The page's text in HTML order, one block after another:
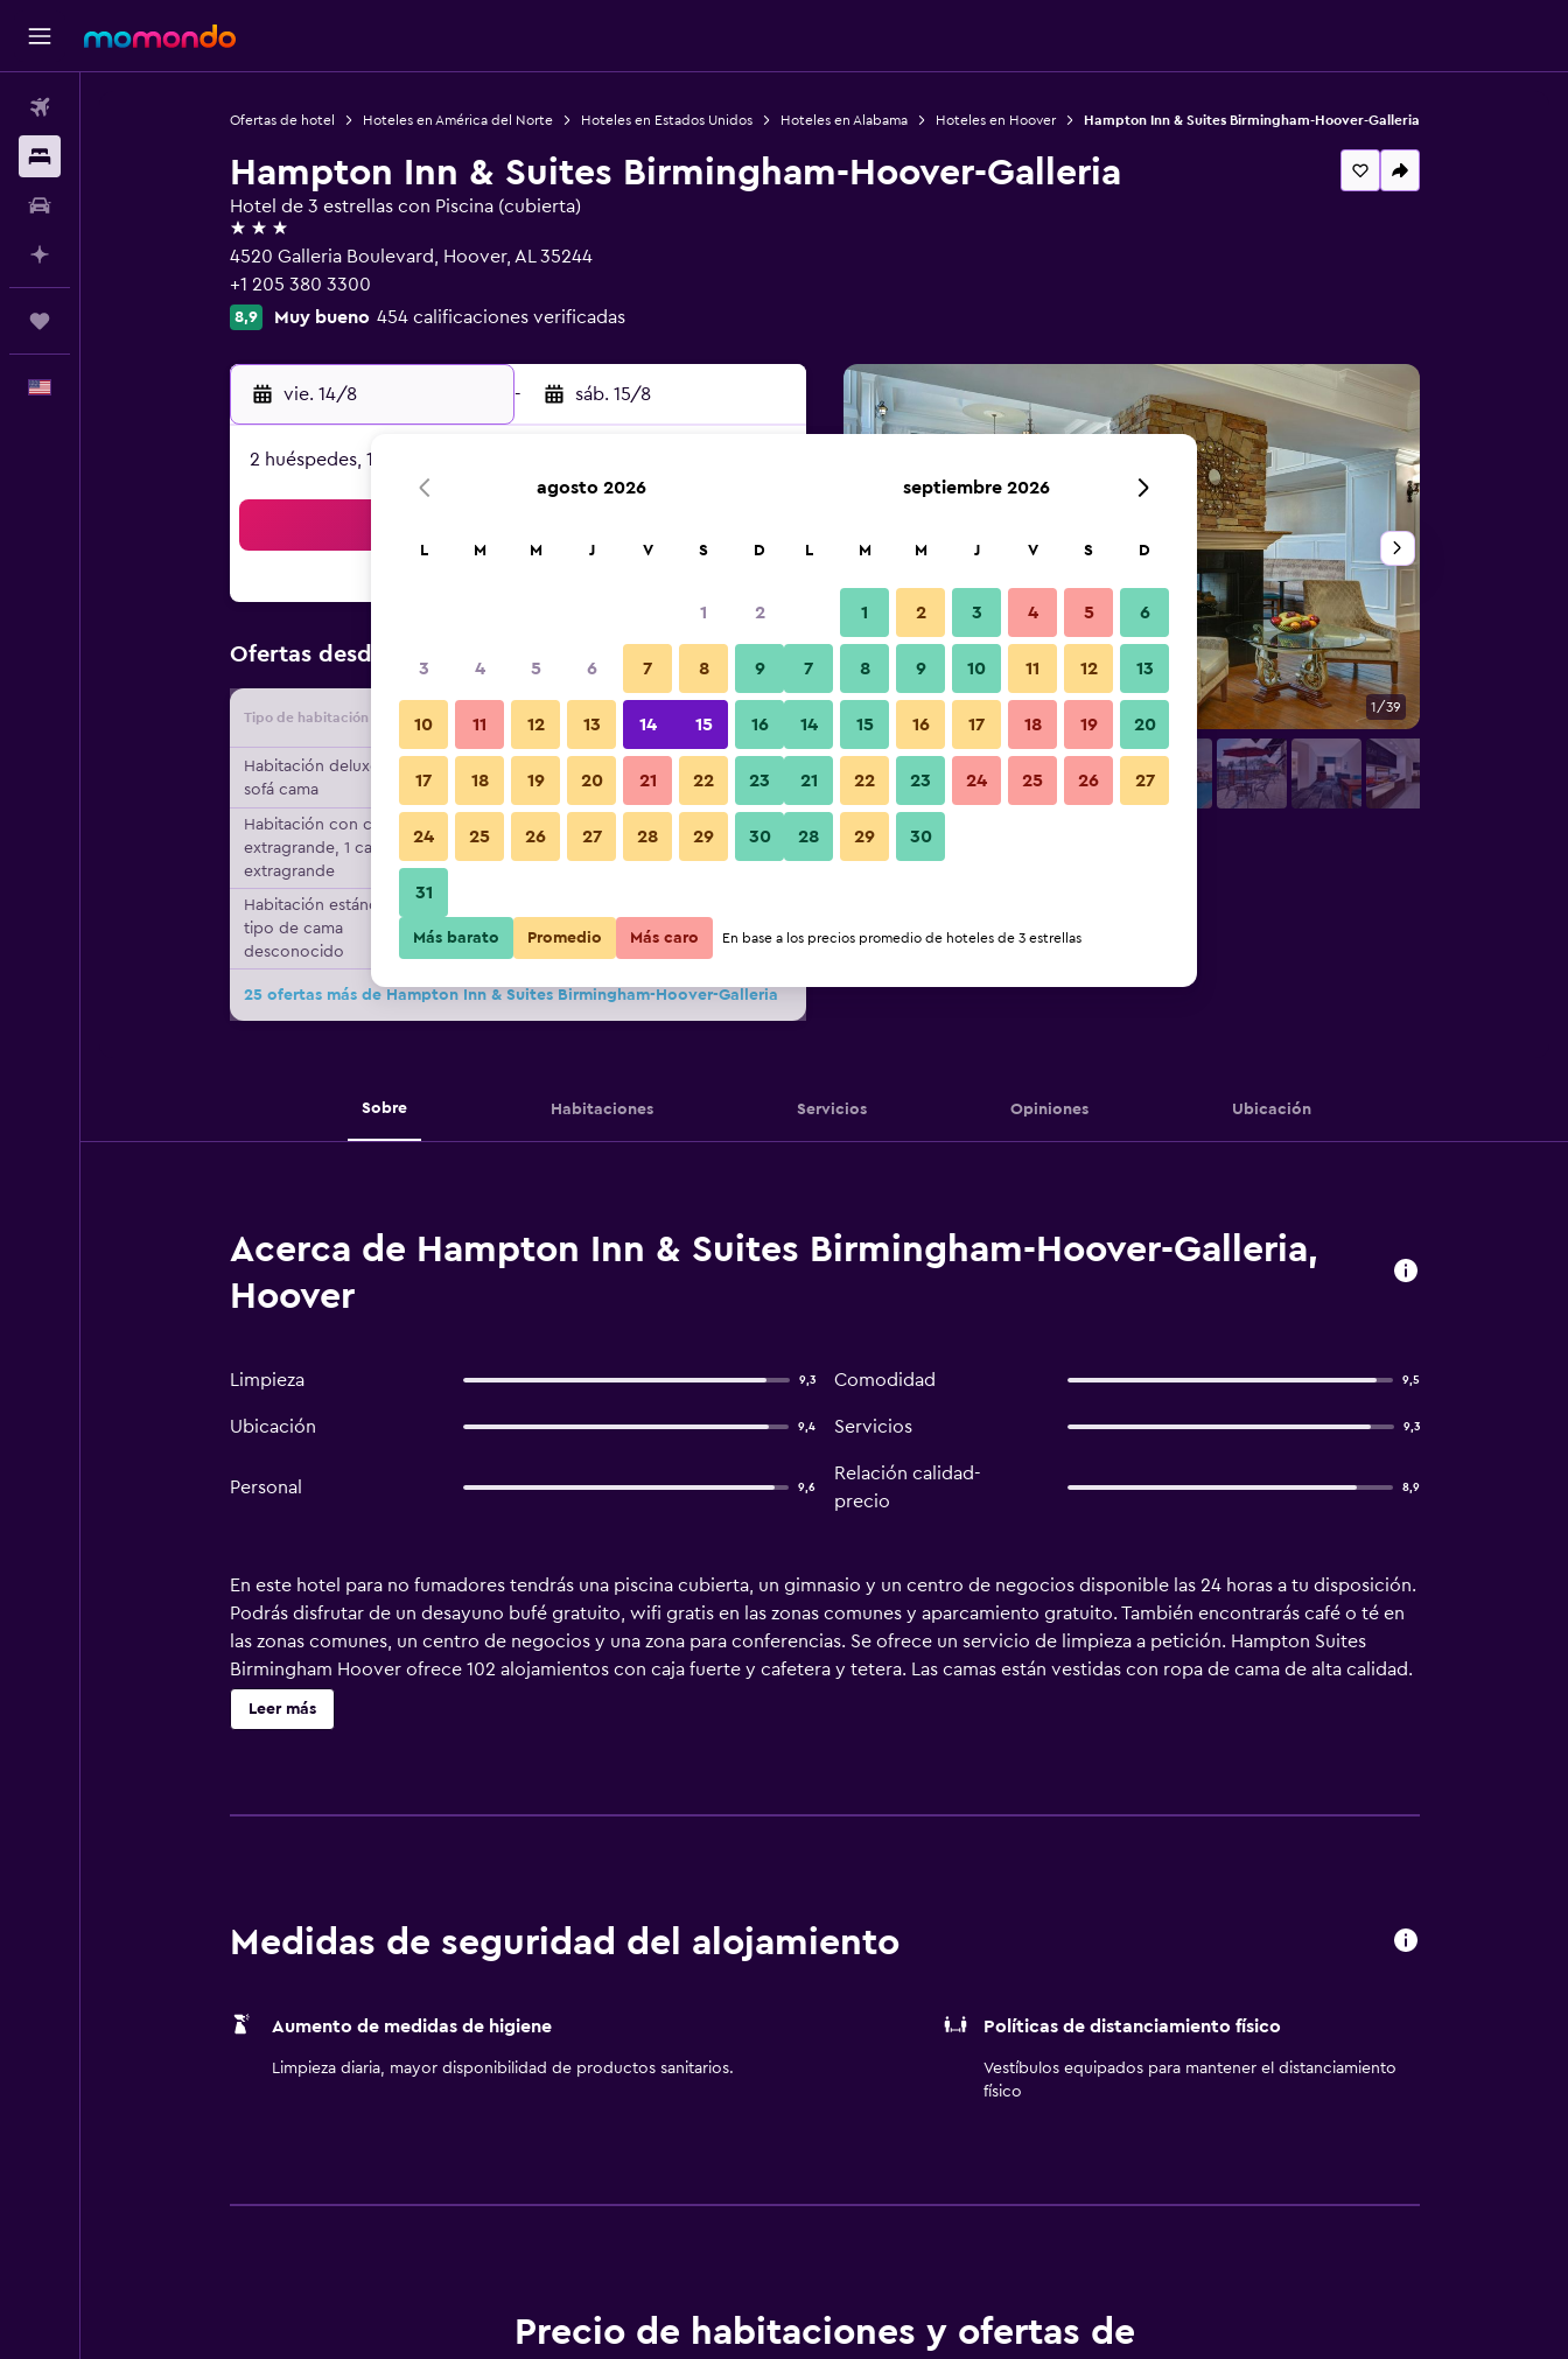
Ofertas de hotel Hoteles en América del Norte Hoteles en Estados Unidos Hoteles en Alabama Hoteles en Hoover Hampton Inn & Suites Birmingham-Hoover-Galleria
Hampton Inn & Suites Birmingham-Hoover-Galleria
Hotel de 3 estrellas con Piscina (cubierta)
3 estrellas
4520 Galleria Boulevard, Hoover, AL 35244
+1 205 380 3300
8,9 Muy bueno 454 calificaciones verificadas
vie. 14/8 - sáb. 15/8
2 huéspedes, 1 habitación
Ofertas desde Oferta más barata de precio por noche
Tipo de habitación Proveedor Total noche
Habitación deluxe, 1
sofá cama
$109 Ver oferta
Habitación con cama
extragrande, 1 cama
extragrande
$109
Habitación estándar,
tipo de cama
desconocido
$115 Ver oferta
25 ofertas más de Hampton Inn & Suites Birmingham-Hoover-Galleria
Lounge 1/39
Fotos
Sobre Habitaciones Servicios Opiniones Ubicación
Acerca de Hampton Inn & Suites Birmingham-Hoover-Galleria,
Hoover
Limpieza 9,3 Comodidad 9,5
Ubicación 9,4 Servicios 9,3
Personal 9,6
Relación calidad-
precio
8,9
En este hotel para no fumadores tendrás una piscina cubierta, un gimnasio y un centro de negocios disponible las 24 horas a tu disposición.
Podrás disfrutar de un desayuno bufé gratuito, wifi gratis en las zonas comunes y aparcamiento gratuito. También encontrarás café o té en
las zonas comunes, un centro de negocios y una zona para conferencias. Se ofrece un servicio de limpieza a petición. Hampton Suites
Birmingham Hoover ofrece 102 alojamientos con caja fuerte y cafetera y tetera. Las camas están vestidas con ropa de cama de alta calidad.
Se ofrece una televisión de pantalla plana con canales por satélite de suscripción. Se ofrece frigorífico y microondas. Los baños están
equipados con ducha y bañera combinadas, artículos de higiene personal gratuitos y secador de pelo. Los huéspedes pueden navegar por
Leer más
Medidas de seguridad del alojamiento
Aumento de medidas de higiene
Limpieza diaria, mayor disponibilidad de productos sanitarios.
Políticas de distanciamiento físico
Vestíbulos equipados para mantener el distanciamiento
físico
Precio de habitaciones y ofertas de
agosto 2026
L M M J V S D
1 2
3 4 5 6 7 8 9
10 11 12 13 14 15 16
17 18 19 20 21 22 23
24 25 26 27 28 29 30
31
septiembre 2026
L M M J V S D
1 2 3 4 5 6
7 8 9 10 11 12 13
14 15 16 17 18 19 20
21 22 23 24 25 26 27
28 29 30
Más barato Promedio Más caro En base a los precios promedio de hoteles de 3 estrellas